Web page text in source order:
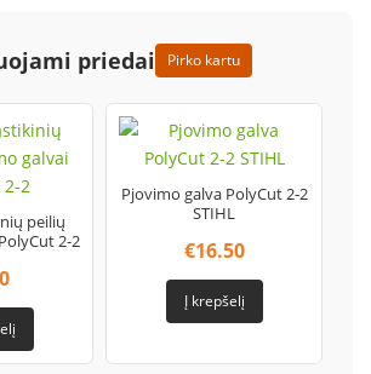
priedai Pirko kartu
peilių
2-2
Pjovimo galva PolyCut 2-2
STIHL
€16.50
Į krepšelį